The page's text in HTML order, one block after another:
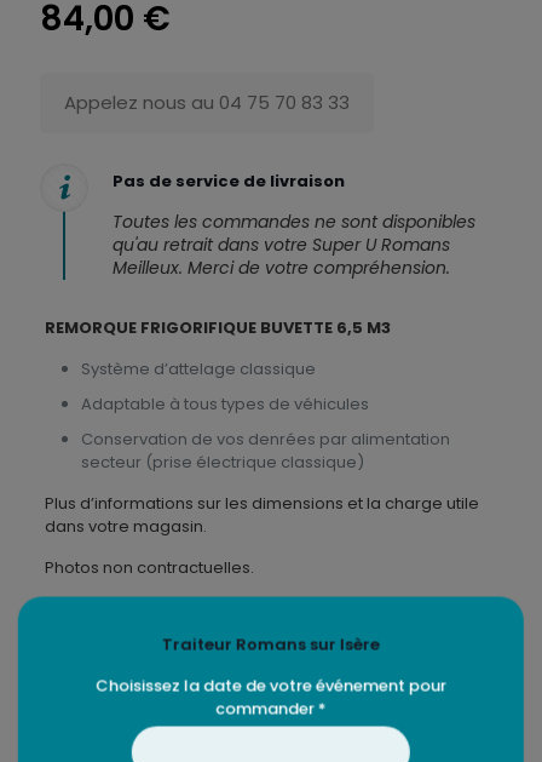
84,00 €
Appelez nous au 04 75 70 83 33
Pas de service de livraison
Toutes les commandes ne sont disponibles
qu'au retrait dans votre Super U Romans
Meilleux. Merci de votre compréhension.
REMORQUE FRIGORIFIQUE BUVETTE 6,5 M3
Système d’attelage classique
Adaptable à tous types de véhicules
Conservation de vos denrées par alimentation
secteur (prise électrique classique)
Plus d’informations sur les dimensions et la charge utile
dans votre magasin.
Photos non contractuelles.
Traiteur Romans sur Isère
Choisissez la date de votre événement pour
commander *